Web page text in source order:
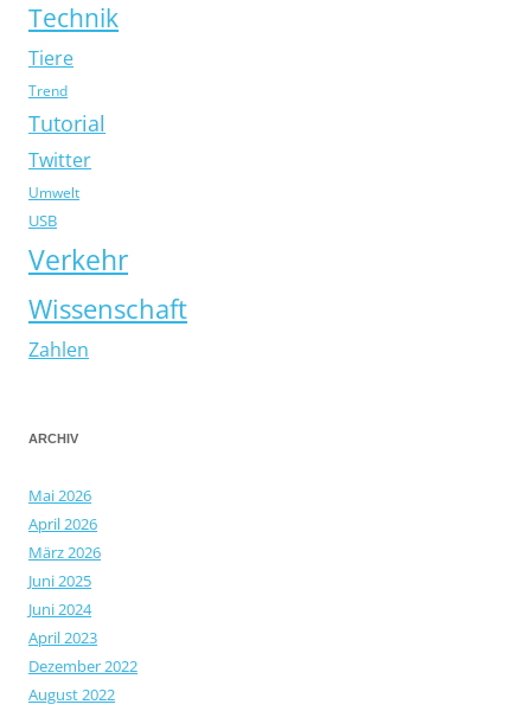
Technik
Tiere
Trend
Tutorial
Twitter
Umwelt
USB
Verkehr
Wissenschaft
Zahlen
ARCHIV
Mai 2026
April 2026
März 2026
Juni 2025
Juni 2024
April 2023
Dezember 2022
August 2022